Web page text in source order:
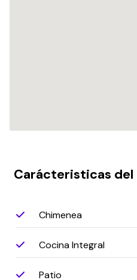
Carácteristicas del
Chimenea
Cocina Integral
Patio